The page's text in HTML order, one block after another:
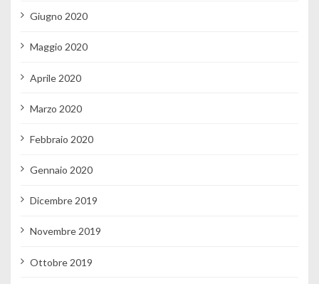
Giugno 2020
Maggio 2020
Aprile 2020
Marzo 2020
Febbraio 2020
Gennaio 2020
Dicembre 2019
Novembre 2019
Ottobre 2019